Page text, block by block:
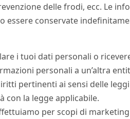
delle frodi, ecc. Le
essere conservate
i tuoi dati personali o
personali a un’altra
pertinenti ai sensi delle
con la legge applicabile.
per scopi di